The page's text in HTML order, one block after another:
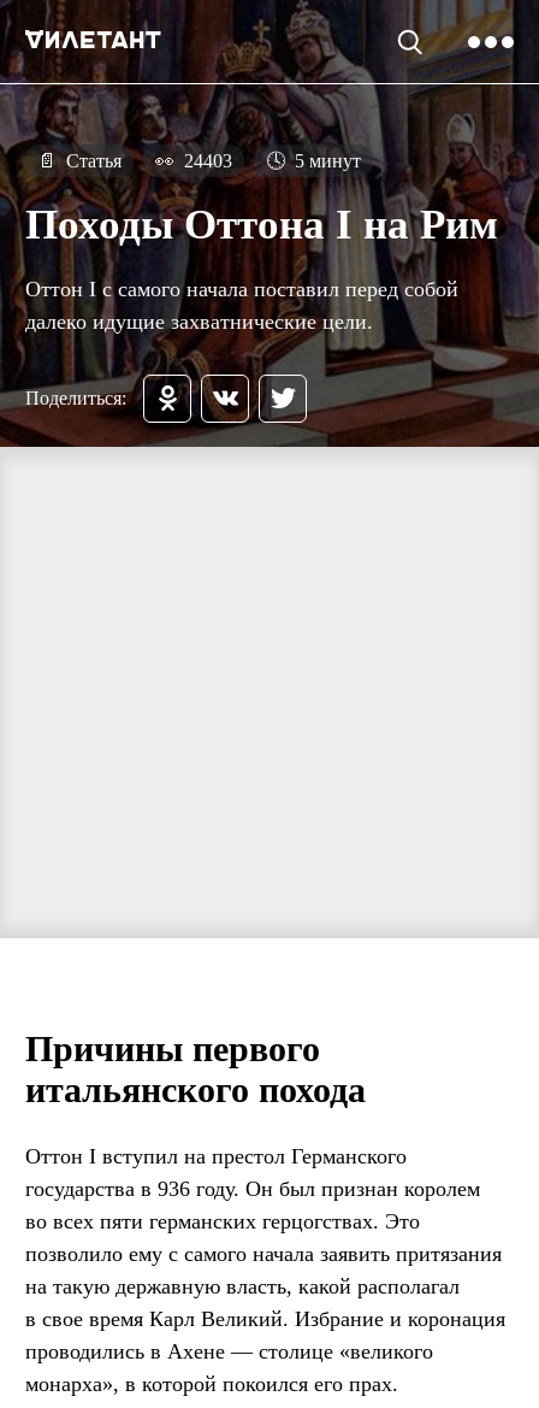
📄 Статья 👀 24403 🕓 5 минут
Походы Оттона I на Рим
Оттон I с самого начала поставил перед собой
далеко идущие захватнические цели.
Поделиться:
Причины первого
итальянского похода
Оттон I вступил на престол Германского
государства в 936 году. Он был признан королем
во всех пяти германских герцогствах. Это
позволило ему с самого начала заявить притязания
на такую державную власть, какой располагал
в свое время Карл Великий. Избрание и коронация
проводились в Ахене — столице «великого
монарха», в которой покоился его прах.